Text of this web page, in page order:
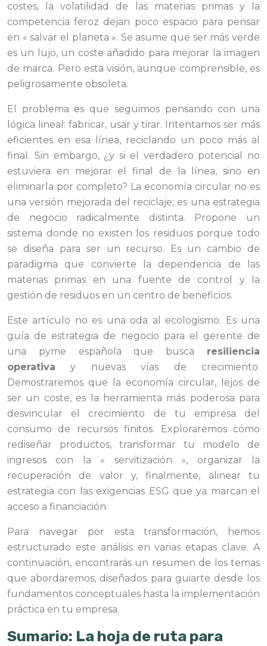
costes, la volatilidad de las materias primas y la
competencia feroz dejan poco espacio para pensar
en « salvar el planeta ». Se asume que ser más verde
es un lujo, un coste añadido para mejorar la imagen
de marca. Pero esta visión, aunque comprensible, es
peligrosamente obsoleta.
El problema es que seguimos pensando con una
lógica lineal: fabricar, usar y tirar. Intentamos ser más
eficientes en esa línea, reciclando un poco más al
final. Sin embargo, ¿y si el verdadero potencial no
estuviera en mejorar el final de la línea, sino en
eliminarla por completo? La economía circular no es
una versión mejorada del reciclaje; es una estrategia
de negocio radicalmente distinta. Propone un
sistema donde no existen los residuos porque todo
se diseña para ser un recurso. Es un cambio de
paradigma que convierte la dependencia de las
materias primas en una fuente de control y la
gestión de residuos en un centro de beneficios.
Este artículo no es una oda al ecologismo. Es una
guía de estrategia de negocio para el gerente de
una pyme española que busca resiliencia
operativa y nuevas vías de crecimiento.
Demostraremos que la economía circular, lejos de
ser un coste, es la herramienta más poderosa para
desvincular el crecimiento de tu empresa del
consumo de recursos finitos. Exploraremos cómo
rediseñar productos, transformar tu modelo de
ingresos con la « servitización », organizar la
recuperación de valor y, finalmente, alinear tu
estrategia con las exigencias ESG que ya marcan el
acceso a financiación.
Para navegar por esta transformación, hemos
estructurado este análisis en varias etapas clave. A
continuación, encontrarás un resumen de los temas
que abordaremos, diseñados para guiarte desde los
fundamentos conceptuales hasta la implementación
práctica en tu empresa.
Sumario: La hoja de ruta para